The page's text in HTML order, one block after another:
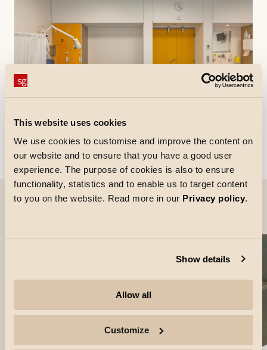
This website uses cookies
We use cookies to customise and improve the content on
our website and to ensure that you have a good user
experience. The purpose of cookies is also to ensure
functionality, statistics and to enable us to target content
to you on the website. Read more in our Privacy policy.
Show details
Allow all
Customize